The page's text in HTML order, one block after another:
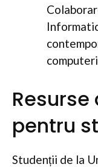
pentru
Studenții de la